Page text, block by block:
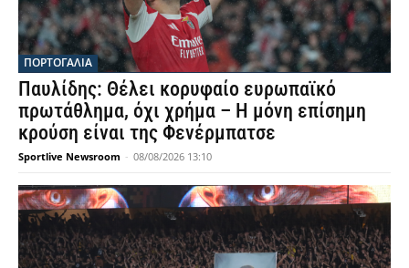
ΠΟΡΤΟΓΑΛΙΑ
Παυλίδης: Θέλει κορυφαίο ευρωπαϊκό
πρωτάθλημα, όχι χρήμα – Η μόνη επίσημη
κρούση είναι της Φενέρμπατσε
Sportlive Newsroom - 08/08/2026 13:10